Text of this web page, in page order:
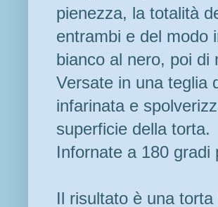
pienezza, la totalità
entrambi e del modo
bianco al nero, poi di
Versate in una teglia
infarinata e
superficie della torta.
Infornate a 180 gradi
Il risultato è una